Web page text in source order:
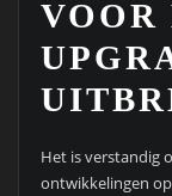
VOOR
Het is verstandig
ontwikkelingen